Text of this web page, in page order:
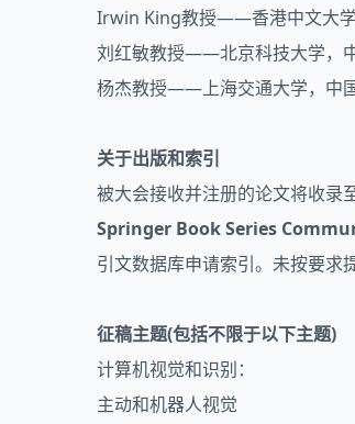
Irwin King教授——香港中文大
刘红敏教授——北京科技大学，
杨杰教授——上海交通大学，中
关于出版和索引
被大会接收并注册的论文将收录
Springer Book Series
引文数据库申请索引。未按要求
征稿主题(包括不限于以下主题)
计算机视觉和识别：
主动和机器人视觉